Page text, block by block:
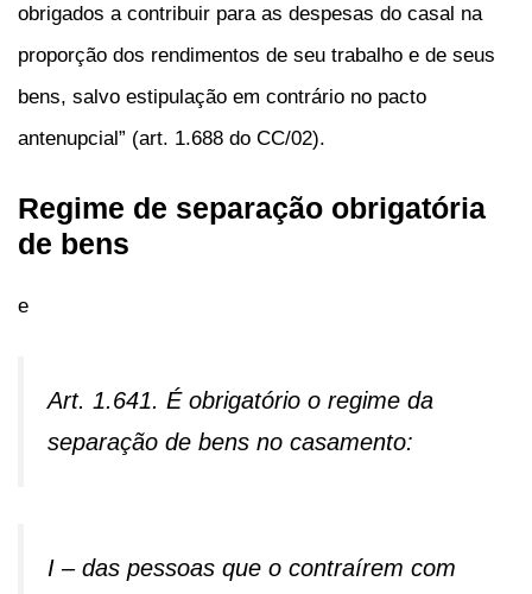
obrigados a contribuir para as despesas do casal na
proporção dos rendimentos de seu trabalho e de seus
bens, salvo estipulação em contrário no pacto
antenupcial” (art. 1.688 do CC/02).
Regime de separação obrigatória
de bens
e
Art. 1.641. É obrigatório o regime da
separação de bens no casamento:
I – das pessoas que o contraírem com